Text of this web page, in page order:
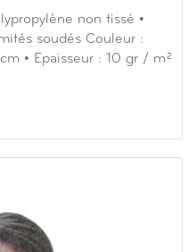
non tissé •
soudés Couleur :
• Epaisseur : 10 gr / m²